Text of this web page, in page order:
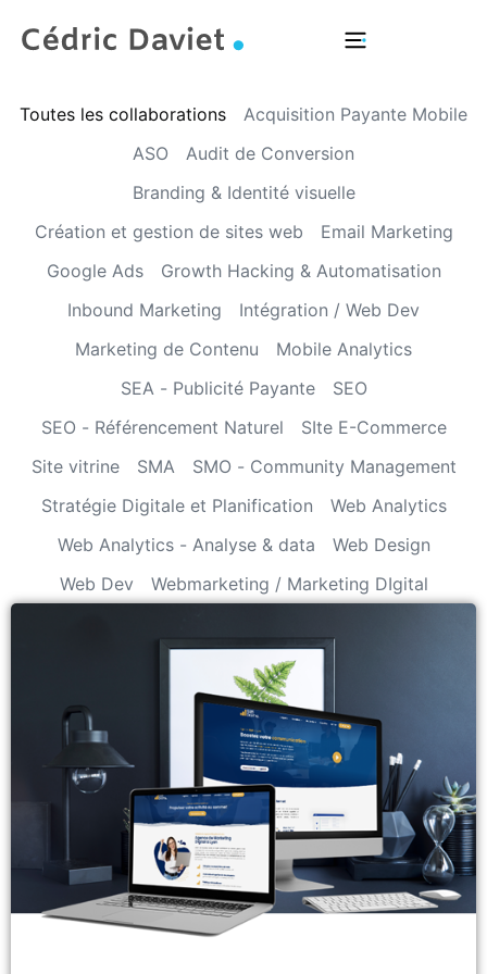
Acquisition Payante Mobile
ASO
Audit de Conversion
Branding & Identité visuelle
Création et gestion de sites web
Email Marketing
Google Ads
Growth Hacking & Automatisation
Inbound Marketing
Intégration / Web Dev
Marketing de Contenu
Mobile Analytics
SEA - Publicité Payante
SEO
SEO - Référencement Naturel
SIte E-Commerce
Site vitrine
SMA
SMO - Community Management
Stratégie Digitale et Planification
Web Analytics
Web Analytics - Analyse & data
Web Design
Web Dev
Webmarketing / Marketing DIgital
Toutes les collaborations